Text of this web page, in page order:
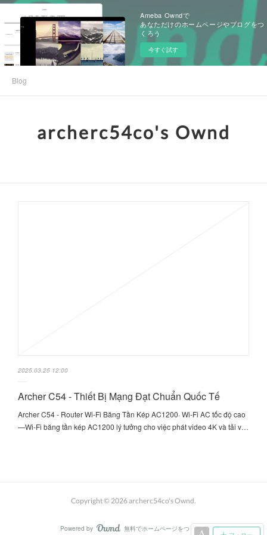
Ameba Owndで
あなただけのホームページやブログをつ
くろう
今すぐ試す
Blog
archerc54co's Ownd
2025.03.25 12:00
Archer C54 - Thiết Bị Mạng Đạt Chuẩn Quốc Tế
Archer C54 - Router Wi-Fi Băng Tần Kép AC1200· Wi-Fi AC tốc độ cao
—Wi-Fi băng tần kép AC1200 lý tưởng cho việc phát video 4K và tải v…
Copyright © 2026archerc54co's Ownd.
Powered by AmebaOwnd
無料でホームページをつくろう